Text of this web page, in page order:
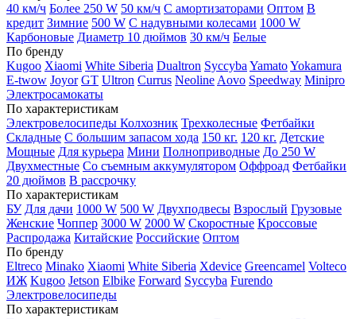
40 км/ч Более 250 W 50 км/ч С амортизаторами Оптом В
кредит Зимние 500 W С надувными колесами 1000 W
Карбоновые Диаметр 10 дюймов 30 км/ч Белые
По бренду
Kugoo Xiaomi White Siberia Dualtron Syccyba YamatoYokamura
E-twow Joyor GT Ultron Currus Neoline Aovo Speedway Minipro
Электросамокаты
По характеристикам
Электровелосипеды Колхозник Трехколесные Фетбайки
Складные С большим запасом хода 150 кг. 120 кг. Детские
Мощные Для курьера Мини Полноприводные До 250 W
Двухместные Со съемным аккумулятором Оффроад Фетбайки
20 дюймов В рассрочку
По характеристикам
БУ Для дачи 1000 W 500 W Двухподвесы Взрослый Грузовые
Женские Чоппер 3000 W 2000 W Скоростные Кроссовые
Распродажа Китайские Российские Оптом
По бренду
Eltreco Minako Xiaomi White Siberia Xdevice Greencamel Volteco
ИЖ Kugoo Jetson Elbike Forward Syccyba Furendo
Электровелосипеды
По характеристикам